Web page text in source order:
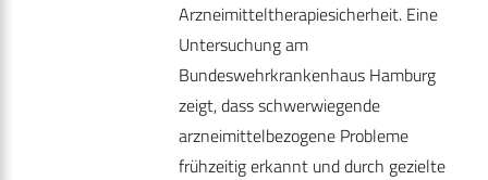
Arzneimitteltherapiesicherheit. Eine
Untersuchung am
Bundeswehrkrankenhaus Hamburg
zeigt, dass schwerwiegende
arzneimittelbezogene Probleme
frühzeitig erkannt und durch gezielte